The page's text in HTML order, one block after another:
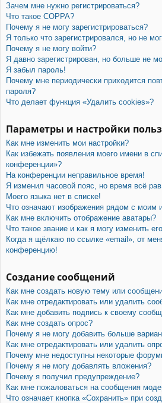
Зачем мне нужно регистрироваться?
Что такое COPPA?
Почему я не могу зарегистрироваться?
Я только что зарегистрировался, но не
Почему я не могу войти?
Я давно зарегистрирован, но больше не
Я забыл пароль!
Почему мне периодически приходится
пароля?
Что делает функция «Удалить cookies»?
Параметры и настройки
Как мне изменить мои настройки?
Как избежать появления моего имени в
конференции»?
На конференции неправильное время!
Я изменил часовой пояс, но время всё
Моего языка нет в списке!
Что означают изображения рядом с моим
Как мне включить отображение аватары?
Что такое звание и как я могу изменить
Когда я щёлкаю по ссылке «email», от
конференцию!
Создание сообщений
Как мне создать новую тему или
Как мне отредактировать или удалить
Как мне добавить подпись к своему
Как мне создать опрос?
Почему я не могу добавить больше
Как мне отредактировать или удалить
Почему мне недоступны некоторые
Почему я не могу добавлять вложения?
Почему я получил предупреждение?
Как мне пожаловаться на сообщения
Что означает кнопка «Сохранить» при